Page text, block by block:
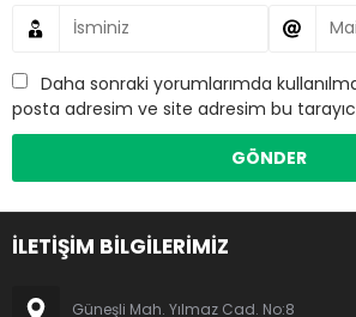
Daha sonraki yorumlarımda
posta adresim ve site adresim bu
İLETİŞİM BİLGİLERİMİZ
Güneşli Mah. Yılmaz Cad. No:8